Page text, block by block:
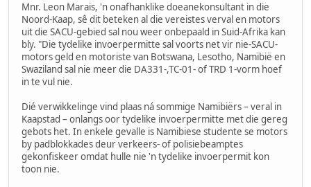
Mnr. Leon Marais, 'n onafhanklike doeanekonsultant in die
Noord-Kaap, sê dit beteken al die vereistes verval en motors
uit die SACU-gebied sal nou weer onbepaald in Suid-Afrika kan
bly. "Die tydelike invoerpermitte sal voorts net vir nie-SACU-
motors geld en motoriste van Botswana, Lesotho, Namibië en
Swaziland sal nie meer die DA331-,TC-01- of TRD 1-vorm hoef
in te vul nie.
Dié verwikkelinge vind plaas ná sommige Namibiërs – veral in
Kaapstad – onlangs oor tydelike invoerpermitte met die gereg
gebots het. In enkele gevalle is Namibiese studente se motors
by padblokkades deur verkeers- of polisiebeamptes
gekonfiskeer omdat hulle nie 'n tydelike invoerpermit kon
toon nie.